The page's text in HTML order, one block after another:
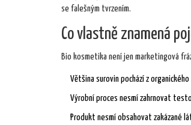
se falešným tvrzením.
Co vlastně znamená
Bio kosmetika není jen marketingová
Většina surovin pochází z
Výrobní proces nesmí zahrnovat
Produkt nesmí obsahovat zakázané